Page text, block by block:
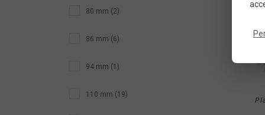
80 mm (2)
86 mm (6)
94 mm (1)
110 mm (19)